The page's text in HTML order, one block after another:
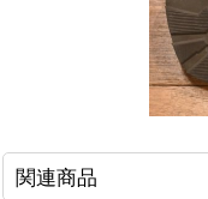
関連商品